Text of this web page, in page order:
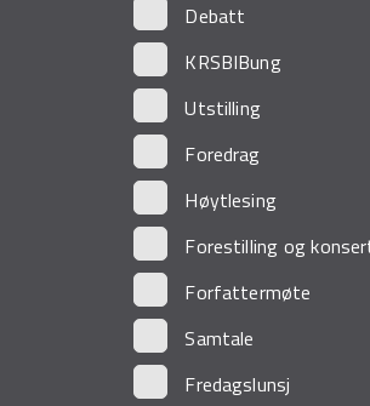
Debatt
KRSBIBung
Utstilling
Foredrag
Høytlesing
Forestilling og
Forfattermøte
Samtale
Fredagslunsj